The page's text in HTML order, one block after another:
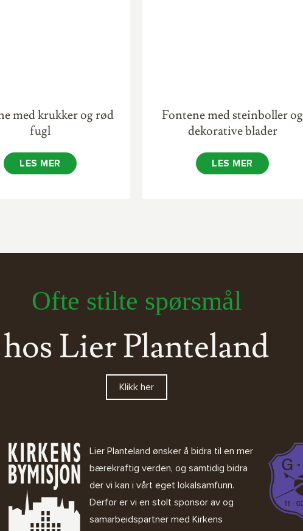
med krukker og rød
fugl
LES MER
Fontene med steinboller og
dekorative blader
LES MER
Ofte stilte spørsmål
hos Lier Planteland
Klikk her
Lier Planteland ønsker å bidra til en mer
bærekraftig verden, og samtidig bidra
der vi kan i vårt eget lokalsamfunn.
Derfor er vi en stolt sponsor av og
samarbeidspartner med Kirkens